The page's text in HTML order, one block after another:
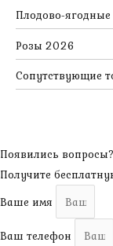
Плодово-
Розы 2026
Сопутствующие
Появились вопросы?
Получите
Ваше имя
Ваш телефон